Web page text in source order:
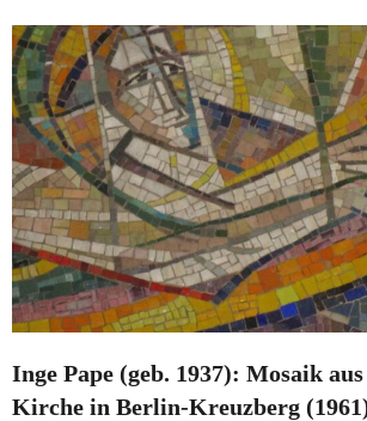
Inge Pape (geb. 1937): Mosaik
Kirche in Berlin-Kreuzberg